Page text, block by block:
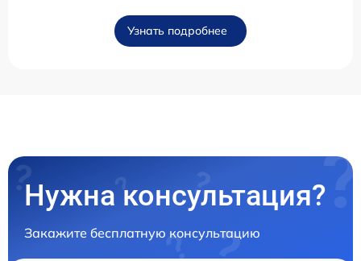
Узнать подробнее
Нужна консультация?
Закажите бесплатную консультацию